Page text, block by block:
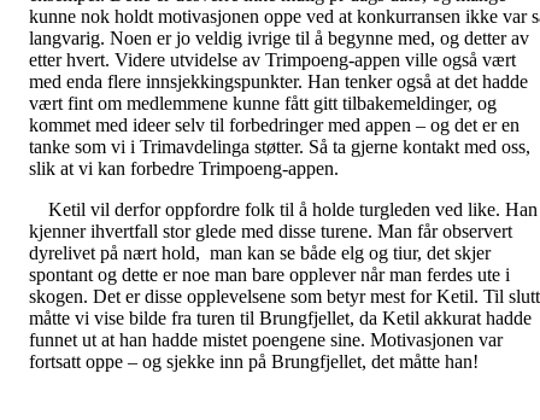
kunne nok holdt motivasjonen oppe ved at konkurransen ikke var
langvarig. Noen er jo veldig ivrige til å begynne med, og detter av
etter hvert. Videre utvidelse av Trimpoeng-appen ville også vært
med enda flere innsjekkingspunkter. Han tenker også at det hadde
vært fint om medlemmene kunne fått gitt tilbakemeldinger, og
kommet med ideer selv til forbedringer med appen – og det er en
tanke som vi i Trimavdelinga støtter. Så ta gjerne kontakt med oss,
slik at vi kan forbedre Trimpoeng-appen.
Ketil vil derfor oppfordre folk til å holde turgleden ved like. Han
kjenner ihvertfall stor glede med disse turene. Man får observert
dyrelivet på nært hold, man kan se både elg og tiur, det skjer
spontant og dette er noe man bare opplever når man ferdes ute i
skogen. Det er disse opplevelsene som betyr mest for Ketil. Til slutt
måtte vi vise bilde fra turen til Brungfjellet, da Ketil akkurat hadde
funnet ut at han hadde mistet poengene sine. Motivasjonen var
fortsatt oppe – og sjekke inn på Brungfjellet, det måtte han!